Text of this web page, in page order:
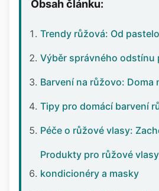
Obsah článku:
Trendy růžová: Od
Výběr správného odstínu
Barvení na růžovo: Doma
Tipy pro domácí barvení
Péče o růžové vlasy:
Produkty pro růžové
kondicionéry a masky